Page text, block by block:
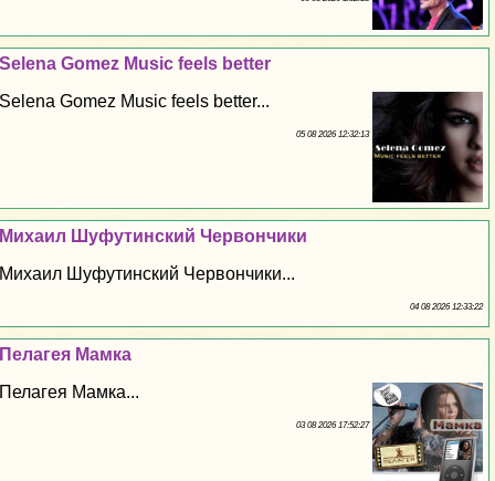
Selena Gomez Music feels better
Selena Gomez Music feels better...
05 08 2026 12:32:13
Михаил Шуфутинский Червончики
Михаил Шуфутинский Червончики...
04 08 2026 12:33:22
Пелагея Мамка
Пелагея Мамка...
03 08 2026 17:52:27